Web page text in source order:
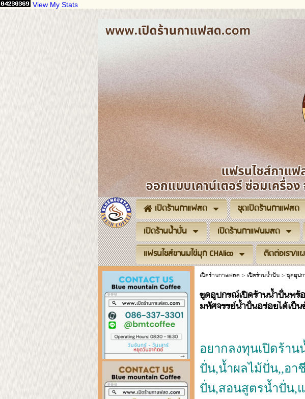
View My Stats
เปิดร้านกาแฟสด ชุดเปิดร้านกาแฟสด
เปิดร้านน้ำปั่น
เปิดร้านกาแฟนมสด
แฟรนไชส์ชานมไข่มุก CHAlico
ติดต่อเรา/แ
เปิดร้านกาแฟสด > เปิดร้านน้ำปั่น> ชุดอุป
ชุดอุปกรณ์เปิดร้านน้ำปั่นพร้
มหัศจรรย์น้ำปั่นอร่อยได้เป็น
อยากลงทุนเปิดร้า
ปั่น,น้ำผลไม้ปั่น,,อา
ปั่น,สอนสูตรน้ำปั่น,